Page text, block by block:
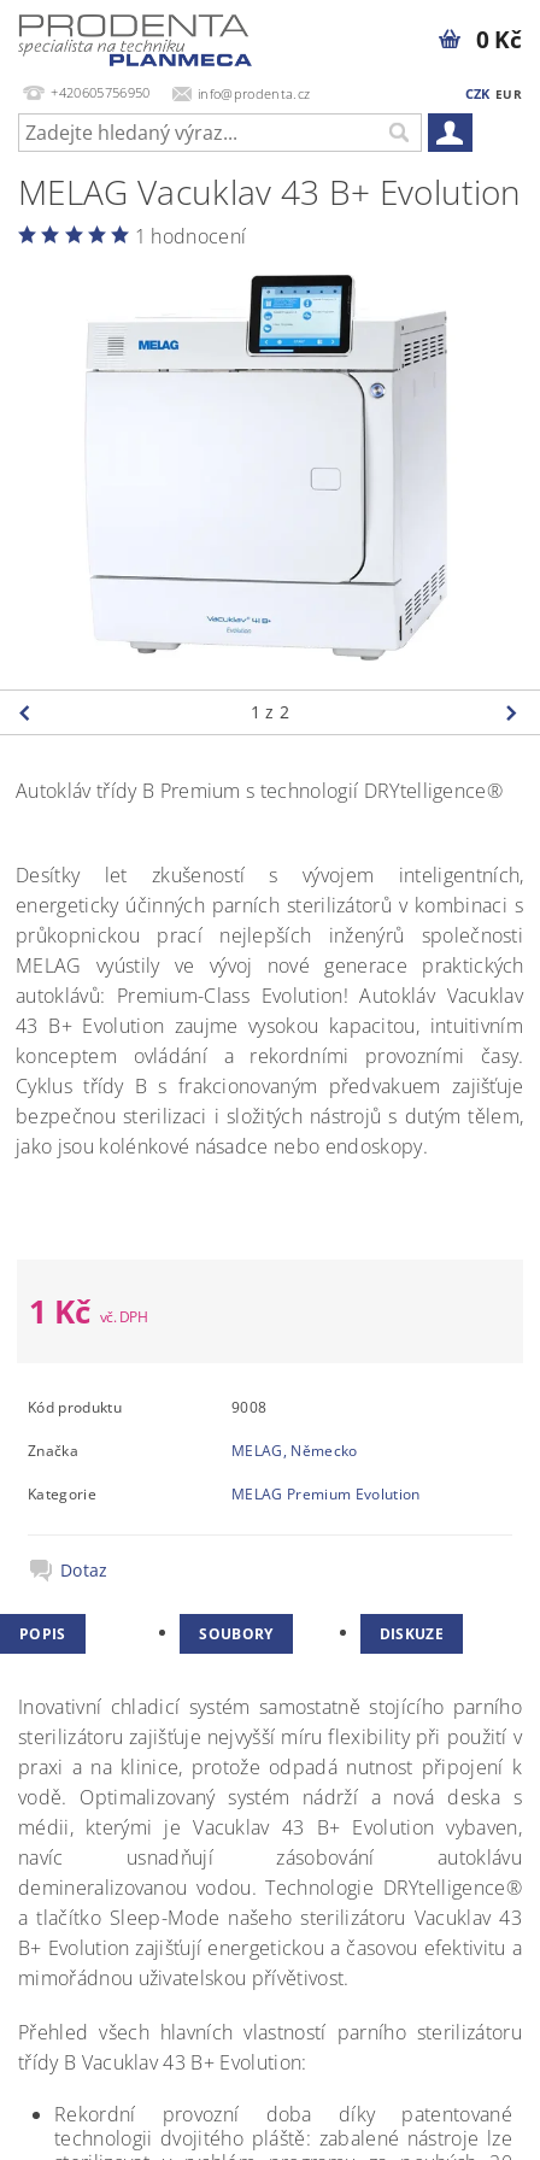
+420605756950 info@prodenta.cz CZK EUR
0 Kč
MELAG Vacuklav 43 B+ Evolution
1 hodnocení
1 z 2
Autokláv třídy B Premium s technologií DRYtelligence®
Desítky let zkušeností s vývojem inteligentních,
energeticky účinných parních sterilizátorů v kombinaci s
průkopnickou prací nejlepších inženýrů společnosti
MELAG vyústily ve vývoj nové generace praktických
autoklávů: Premium-Class Evolution! Autokláv Vacuklav
43 B+ Evolution zaujme vysokou kapacitou, intuitivním
konceptem ovládání a rekordními provozními časy.
Cyklus třídy B s frakcionovaným předvakuem zajišťuje
bezpečnou sterilizaci i složitých nástrojů s dutým tělem,
jako jsou kolénkové násadce nebo endoskopy.
1 Kč
Kód produktu 9008
Značka MELAG, Německo
Kategorie MELAG Premium Evolution
Dotaz
POPIS SOUBORY DISKUZE
Inovativní chladicí systém samostatně stojícího parního
sterilizátoru zajišťuje nejvyšší míru flexibility při použití v
praxi a na klinice, protože odpadá nutnost připojení k
vodě. Optimalizovaný systém nádrží a nová deska s
médii, kterými je Vacuklav 43 B+ Evolution vybaven,
navíc usnadňují zásobování autoklávu
demineralizovanou vodou. Technologie DRYtelligence®
a tlačítko Sleep-Mode našeho sterilizátoru Vacuklav 43
B+ Evolution zajišťují energetickou a časovou efektivitu a
mimořádnou uživatelskou přívětivost.
Přehled všech hlavních vlastností parního sterilizátoru
třídy B Vacuklav 43 B+ Evolution:
Rekordní provozní doba díky patentované
technologii dvojitého pláště: zabalené nástroje lze